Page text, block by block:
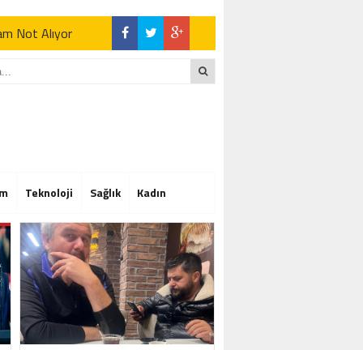
Not Alıyor
Not Alıyor
Teknoloji Sağlık Kadın